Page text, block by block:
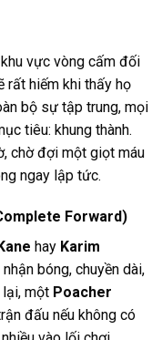
vực vòng cấm đối
rất hiếm khi thấy họ
bộ sự tập trung, mọi
tiêu: khung thành.
chờ đợi một giọt máu
ngay lập tức.
Forward)
hay Karim
bóng, chuyền dài,
một Poacher
đấu nếu không có